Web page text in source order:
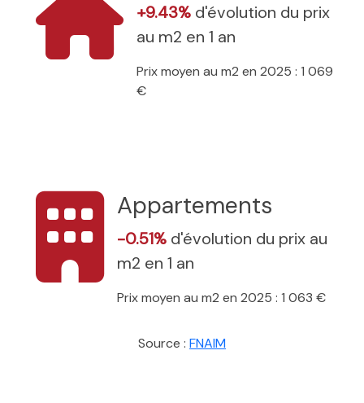
+9.43% d'évolution du prix
au m2 en 1 an
Prix moyen au m2 en 2025 : 1 069
€
Appartements
-0.51% d'évolution du prix au
m2 en 1 an
Prix moyen au m2 en 2025 : 1 063 €
Source : FNAIM